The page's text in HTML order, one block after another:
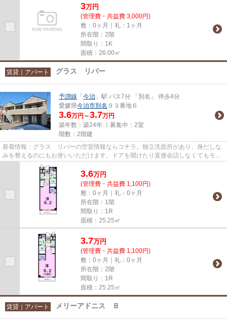
3万円
(管理費・共益費 3,000円)
敷：0ヶ月｜礼：1ヶ月
所在階：2階
間取り：1K
面積：26.00㎡
賃貸｜アパート グラス リバー
予讃線 「 今治 」駅 バス7分 「別名」 停歩4分
愛媛県今治市別名 ９３番地６
3.6万円～3.7万円
築年数：築24年 ｜募集中： 2室
階数：2階建
新着情報：グラス リバーの空室情報ならコチラ。独立洗面所があり、身だしな
みを整えるのにもお使いいただけます。ドアを開けたり直接会話しなくてもモニ
ター越しに来訪者を確認でき...
3.6万円
(管理費・共益費 1,100円)
敷：0ヶ月｜礼：0ヶ月
所在階：1階
間取り：1R
面積：25.25㎡
3.7万円
(管理費・共益費 1,100円)
敷：0ヶ月｜礼：0ヶ月
所在階：2階
間取り：1R
面積：25.25㎡
賃貸｜アパート メリーアドニス Ｂ